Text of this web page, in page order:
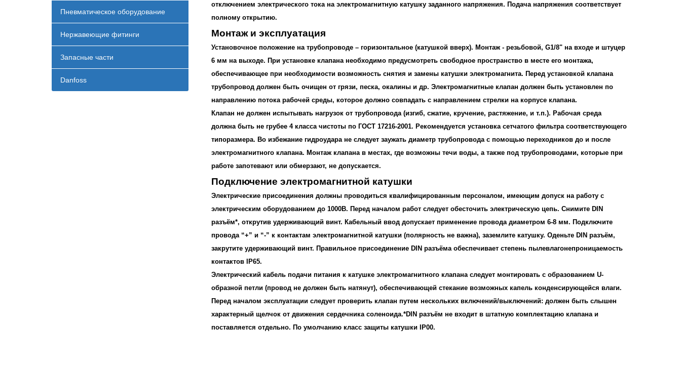
отключением электрического тока на электромагнитную катушку заданного напряжения. Подача напряжения соответствует
полному открытию.
Монтаж и эксплуатация
Установочное положение на трубопроводе – горизонтальное (катушкой вверх). Монтаж - резьбовой, G1/8" на входе и штуцер
6 мм на выходе. При установке клапана необходимо предусмотреть свободное пространство в месте его монтажа,
обеспечивающее при необходимости возможность снятия и замены катушки электромагнита. Перед установкой клапана
трубопровод должен быть очищен от грязи, песка, окалины и др. Электромагнитные клапан должен быть установлен по
направлению потока рабочей среды, которое должно совпадать с направлением стрелки на корпусе клапана.
Клапан не должен испытывать нагрузок от трубопровода (изгиб, сжатие, кручение, растяжение, и т.п.). Рабочая среда
должна быть не грубее 4 класса чистоты по ГОСТ 17216-2001. Рекомендуется установка сетчатого фильтра соответствующего
типоразмера. Во избежание гидроудара не следует заужать диаметр трубопровода с помощью переходников до и после
электромагнитного клапана. Монтаж клапана в местах, где возможны течи воды, а также под трубопроводами, которые при
работе запотевают или обмерзают, не допускается.
Подключение электромагнитной катушки
Электрические присоединения должны проводиться квалифицированным персоналом, имеющим допуск на работу с
электрическим оборудованием до 1000В. Перед началом работ следует обесточить электрическую цепь. Снимите DIN
разъём*, открутив удерживающий винт. Кабельный ввод допускает применение провода диаметром 6-8 мм. Подключите
провода “+” и “-” к контактам электромагнитной катушки (полярность не важна), заземлите катушку. Оденьте DIN разъём,
закрутите удерживающий винт. Правильное присоединение DIN разъёма обеспечивает степень пылевлагонепроницаемость
контактов IP65.
Электрический кабель подачи питания к катушке электромагнитного клапана следует монтировать с образованием U-
образной петли (провод не должен быть натянут), обеспечивающей стекание возможных капель конденсирующейся влаги.
Перед началом эксплуатации следует проверить клапан путем нескольких включений/выключений: должен быть слышен
характерный щелчок от движения сердечника соленоида.*DIN разъём не входит в штатную комплектацию клапана и
поставляется отдельно. По умолчанию класс защиты катушки IP00.
Пневматическое оборудование
Нержавеющие фитинги
Запасные части
Danfoss